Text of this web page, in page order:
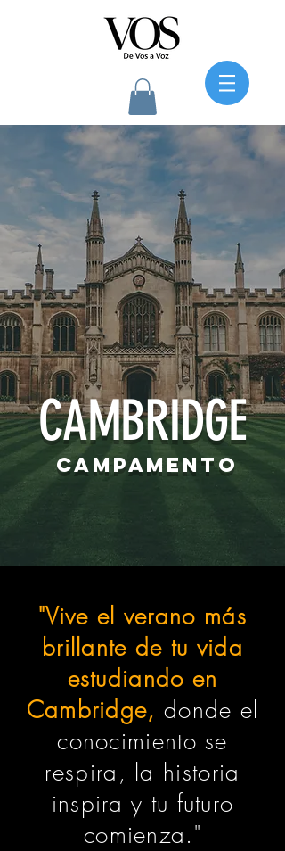
CAMBRIDGE
CAMPAMENTO
"Vive el verano más
brillante de tu vida
estudiando en
Cambridge, donde el
conocimiento se
respira, la historia
inspira y tu futuro
comienza."